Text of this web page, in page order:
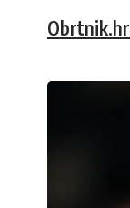
Obrtnik.hr